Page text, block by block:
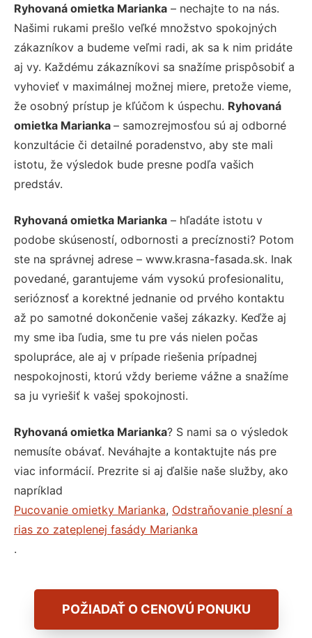
Ryhovaná omietka Marianka – nechajte to na nás.
Našimi rukami prešlo veľké množstvo spokojných
zákazníkov a budeme veľmi radi, ak sa k nim pridáte
aj vy. Každému zákazníkovi sa snažíme prispôsobiť a
vyhovieť v maximálnej možnej miere, pretože vieme,
že osobný prístup je kľúčom k úspechu. Ryhovaná
omietka Marianka – samozrejmosťou sú aj odborné
konzultácie či detailné poradenstvo, aby ste mali
istotu, že výsledok bude presne podľa vašich
predstáv.
Ryhovaná omietka Marianka – hľadáte istotu v
podobe skúseností, odbornosti a precíznosti? Potom
ste na správnej adrese – www.krasna-fasada.sk. Inak
povedané, garantujeme vám vysokú profesionalitu,
serióznosť a korektné jednanie od prvého kontaktu
až po samotné dokončenie vašej zákazky. Keďže aj
my sme iba ľudia, sme tu pre vás nielen počas
spolupráce, ale aj v prípade riešenia prípadnej
nespokojnosti, ktorú vždy berieme vážne a snažíme
sa ju vyriešiť k vašej spokojnosti.
Ryhovaná omietka Marianka? S nami sa o výsledok
nemusíte obávať. Neváhajte a kontaktujte nás pre
viac informácií. Prezrite si aj ďalšie naše služby, ako
napríklad
Pucovanie omietky Marianka, Odstraňovanie plesní a
rias zo zateplenej fasády Marianka
.
POŽIADAŤ O CENOVÚ PONUKU